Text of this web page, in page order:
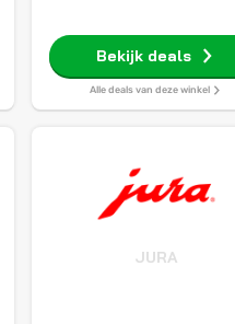
Bekijk deals
Alle deals van deze winkel
JURA